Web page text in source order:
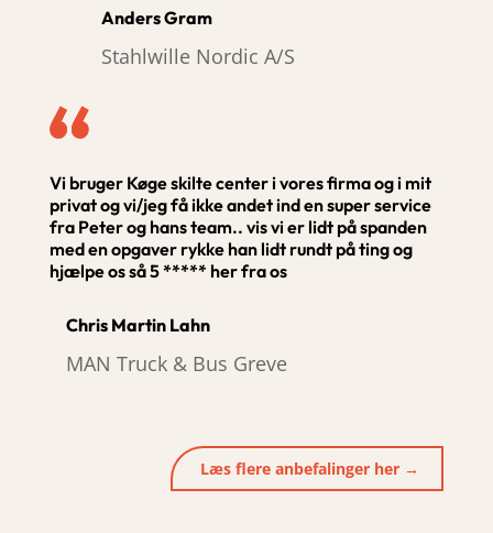
Anders Gram
Stahlwille Nordic A/S
Vi bruger Køge skilte center i vores firma og i mit
privat og vi/jeg få ikke andet ind en super service
fra Peter og hans team.. vis vi er lidt på spanden
med en opgaver rykke han lidt rundt på ting og
hjælpe os så 5 ***** her fra os
Chris Martin Lahn
MAN Truck & Bus Greve
Læs flere anbefalinger her →